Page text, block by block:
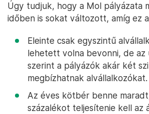
Úgy tudjuk, hogy a Mol pályázata
időben is sokat változott, amíg ez
Eleinte csak egyszintű
lehetett volna bevonni, de az
szerint a pályázók akár két
megbízhatnak alvállalkozókat.
Az éves kötbér benne
százalékot teljesítenie kell az